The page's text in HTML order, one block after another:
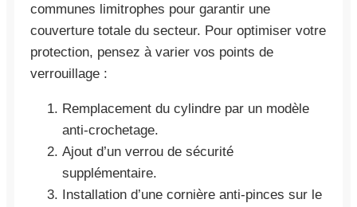
communes limitrophes pour garantir une
couverture totale du secteur. Pour optimiser votre
protection, pensez à varier vos points de
verrouillage :
Remplacement du cylindre par un modèle
anti-crochetage.
Ajout d’un verrou de sécurité
supplémentaire.
Installation d’une cornière anti-pinces sur le